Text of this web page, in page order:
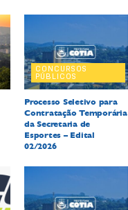
CONCURSOS
PÚBLICOS
Processo Seletivo para
Contratação Temporária
da Secretaria de
Esportes – Edital
02/2026